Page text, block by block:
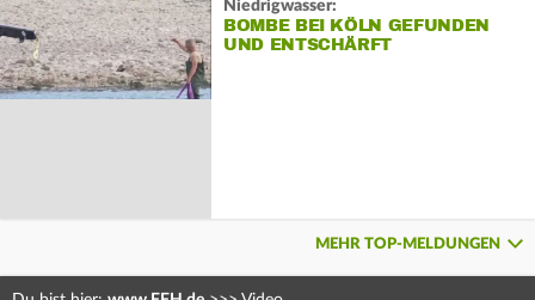
Niedrigwasser:
BOMBE BEI KÖLN GEFUNDEN
UND ENTSCHÄRFT
MEHR TOP-MELDUNGEN